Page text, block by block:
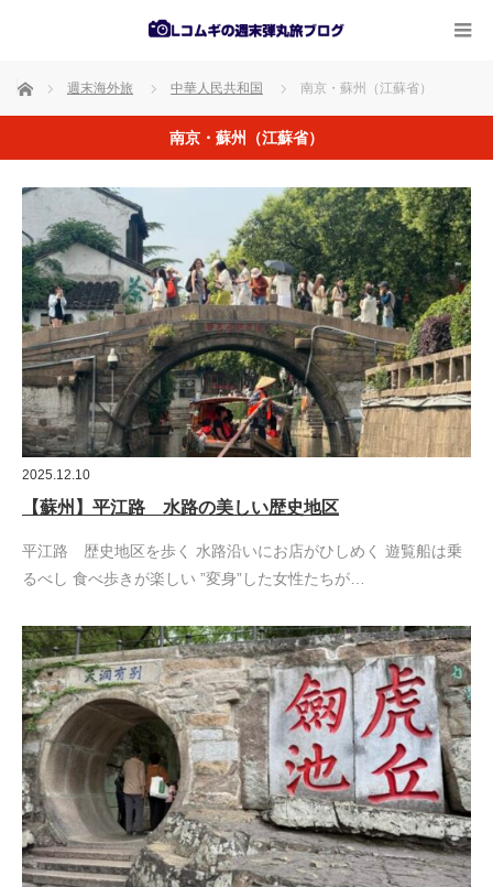
ホーム 週末海外旅 中華人民共和国 南京・蘇州（江蘇省）
南京・蘇州（江蘇省）
2025.12.10
【蘇州】平江路 水路の美しい歴史地区
平江路 歴史地区を歩く 水路沿いにお店がひしめく 遊覧船は乗
るべし 食べ歩きが楽しい ”変身”した女性たちが…